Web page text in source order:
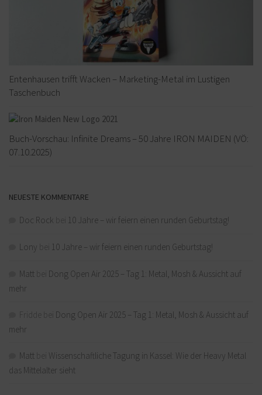
Entenhausen trifft Wacken – Marketing-Metal im Lustigen
Taschenbuch
Buch-Vorschau: Infinite Dreams – 50 Jahre IRON MAIDEN (VÖ:
07.10.2025)
NEUESTE KOMMENTARE
Doc Rock 10 Jahre – wir feiern einen runden Geburtstag!
Lony 10 Jahre – wir feiern einen runden Geburtstag!
Matt
Dong Open Air 2025 – Tag 1: Metal, Mosh & Aussicht auf
mehr
Dong Open Air 2025 – Tag 1: Metal, Mosh & Aussicht auf
mehr
Matt
Wissenschaftliche Tagung in Kassel: Wie der Heavy Metal
das Mittelalter sieht